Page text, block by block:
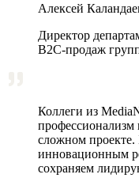
Алексей
Директор
В2С-продаж
Коллеги из
профессионализм
сложном проекте.
инновационным
сохраняем